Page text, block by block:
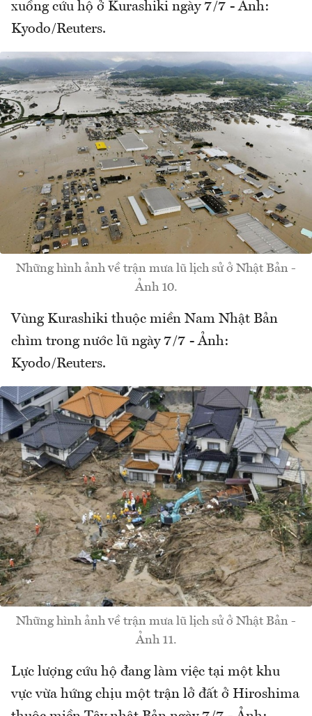
xuồng cứu hộ ở Kurashiki ngày 7/7 - Ảnh:
Kyodo/Reuters.
Những hình ảnh về trận mưa lũ lịch sử ở Nhật Bản -
Ảnh 10.
Vùng Kurashiki thuộc miền Nam Nhật Bản
chìm trong nước lũ ngày 7/7 - Ảnh:
Kyodo/Reuters.
Những hình ảnh về trận mưa lũ lịch sử ở Nhật Bản -
Ảnh 11.
Lực lượng cứu hộ đang làm việc tại một khu
vực vừa hứng chịu một trận lở đất ở Hiroshima